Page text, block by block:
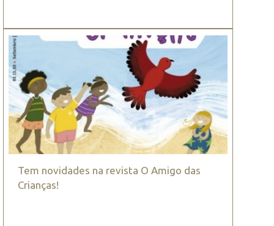
Tem novidades na revista O Amigo das
Crianças!